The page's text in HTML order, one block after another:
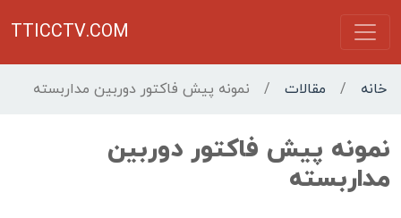
TTICCTV.COM
خانه / مقالات / نمونه پیش فاکتور دوربین مداربسته
نمونه پیش فاکتور دوربین
مداربسته